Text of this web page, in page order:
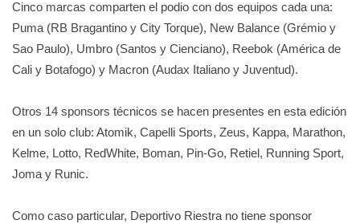
Cinco marcas comparten el podio con dos equipos cada una:
Puma (RB Bragantino y City Torque), New Balance (Grémio y
Sao Paulo), Umbro (Santos y Cienciano), Reebok (América de
Cali y Botafogo) y Macron (Audax Italiano y Juventud).
Otros 14 sponsors técnicos se hacen presentes en esta edición
en un solo club: Atomik, Capelli Sports, Zeus, Kappa, Marathon,
Kelme, Lotto, RedWhite, Boman, Pin-Go, Retiel, Running Sport,
Joma y Runic.
Como caso particular, Deportivo Riestra no tiene sponsor